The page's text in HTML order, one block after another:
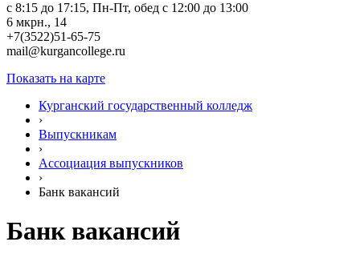
c 8:15 до 17:15, Пн-Пт, обед с 12:00 до 13:00
6 мкрн., 14
+7(3522)51-65-75
mail@kurgancollege.ru
Показать на карте
Курганский государственный колледж
›
Выпускникам
›
Ассоциация выпускников
›
Банк вакансий
Банк вакансий